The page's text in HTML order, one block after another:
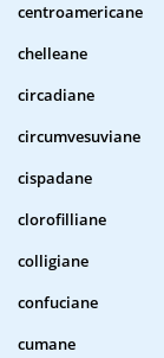
centroamericane
chelleane
circadiane
circumvesuviane
cispadane
clorofilliane
colligiane
confuciane
cumane